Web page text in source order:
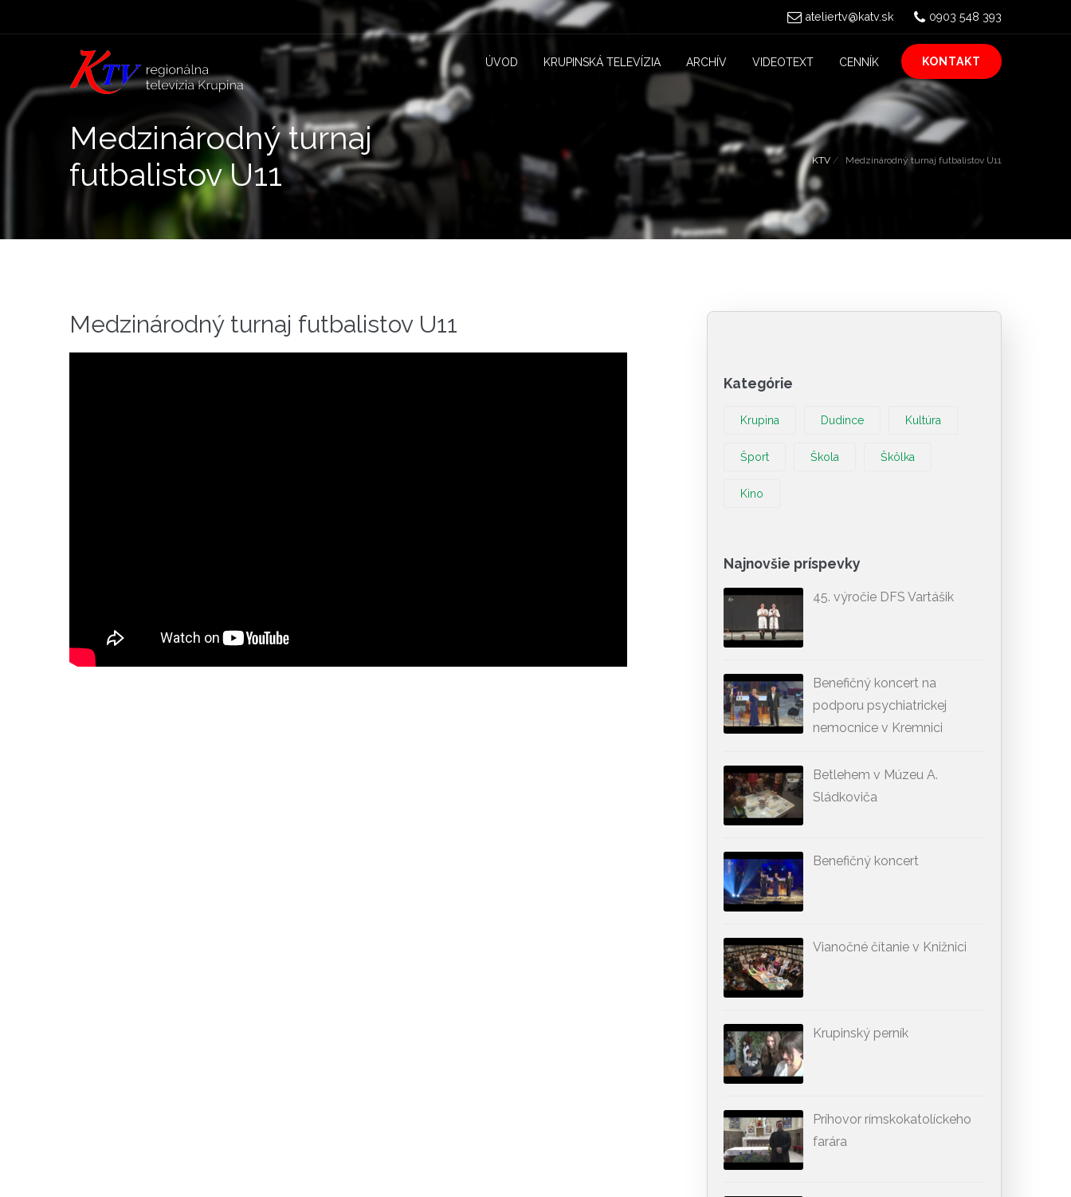
ateliertv@katv.sk 0903 548 393
ÚVOD KRUPINSKÁ TELEVÍZIA ARCHÍV VIDEOTEXT CENNÍK KONTAKT
Medzinárodný turnaj
futbalistov U11
KTV Medzinárodný turnaj futbalistov U11
Medzinárodný turnaj futbalistov U11
Kategórie
Krupina Dudince Kultúra
Šport Škola Škôlka
Kino
Najnovšie príspevky
45. výročie DFS Vartášik
Benefičný koncert na
podporu psychiatrickej
nemocnice v Kremnici
Betlehem v Múzeu A.
Sládkoviča
Benefičný koncert
Vianočné čítanie v Knižnici
Krupinský perník
Príhovor rímskokatolíckeho
farára